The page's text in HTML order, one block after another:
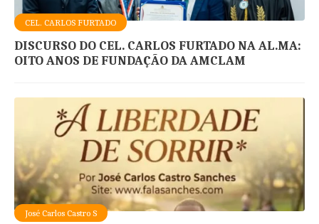
CEL. CARLOS FURTADO
DISCURSO DO CEL. CARLOS FURTADO NA AL.MA:
OITO ANOS DE FUNDAÇÃO DA AMCLAM
José Carlos Castro S